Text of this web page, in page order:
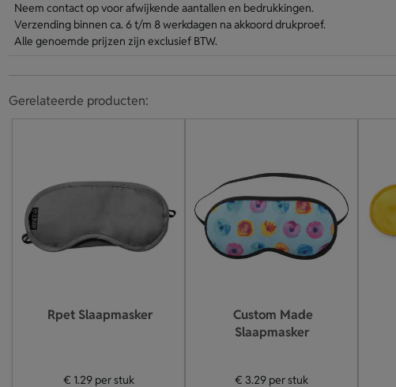
Neem contact op voor afwijkende aantallen en bedrukkingen.
Verzending binnen ca. 6 t/m 8 werkdagen na akkoord drukproef.
Alle genoemde prijzen zijn exclusief BTW.
Gerelateerde producten:
Rpet Slaapmasker
€ 1.29per stuk
Custom Made
Slaapmasker
€ 3.29 per stuk